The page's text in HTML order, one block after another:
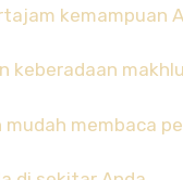
kemampuan
keberadaan
membaca